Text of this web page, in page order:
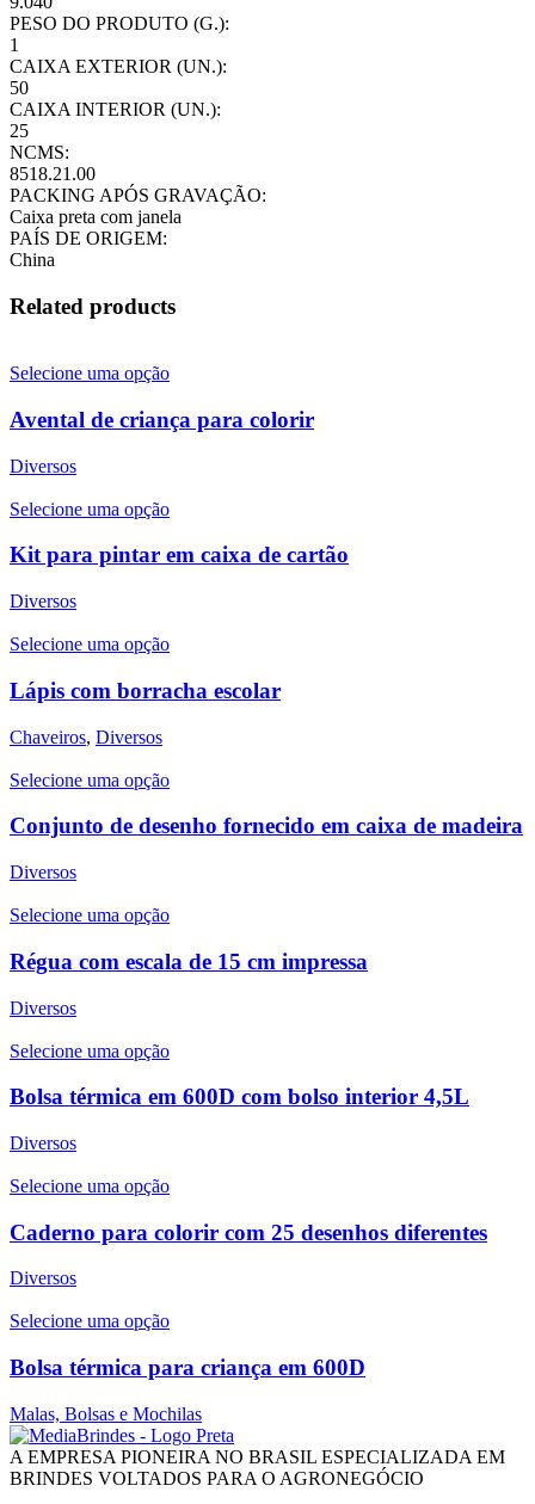
PESO DO PRODUTO (G.):
1
CAIXA EXTERIOR (UN.):
50
CAIXA INTERIOR (UN.):
25
NCMS:
8518.21.00
PACKING APÓS GRAVAÇÃO:
Caixa preta com janela
PAÍS DE ORIGEM:
China
Related products
Selecione uma opção
Avental de criança para colorir
Diversos
Selecione uma opção
Kit para pintar em caixa de cartão
Diversos
Selecione uma opção
Lápis com borracha escolar
Chaveiros, Diversos
Selecione uma opção
Conjunto de desenho fornecido em caixa de madeira
Diversos
Selecione uma opção
Régua com escala de 15 cm impressa
Diversos
Selecione uma opção
Bolsa térmica em 600D com bolso interior 4,5L
Diversos
Selecione uma opção
Caderno para colorir com 25 desenhos diferentes
Diversos
Selecione uma opção
Bolsa térmica para criança em 600D
Malas, Bolsas e Mochilas
A EMPRESA PIONEIRA NO BRASIL ESPECIALIZADA EM
BRINDES VOLTADOS PARA O AGRONEGÓCIO